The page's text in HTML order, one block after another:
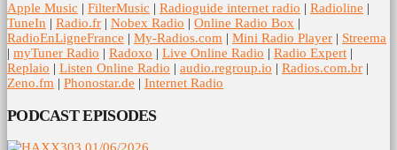
Apple Music | FilterMusic | Radioguide internet radio | Radioline |
TuneIn | Radio.fr | Nobex Radio | Online Radio Box |
RadioEnLigneFrance | My-Radios.com | Mini Radio Player | Streema
| myTuner Radio | Radoxo | Live Online Radio | Radio Expert |
Replaio | Listen Online Radio | audio.regroup.io | Radios.com.br |
Zeno.fm | Phonostar.de | Internet Radio
PODCAST EPISODES